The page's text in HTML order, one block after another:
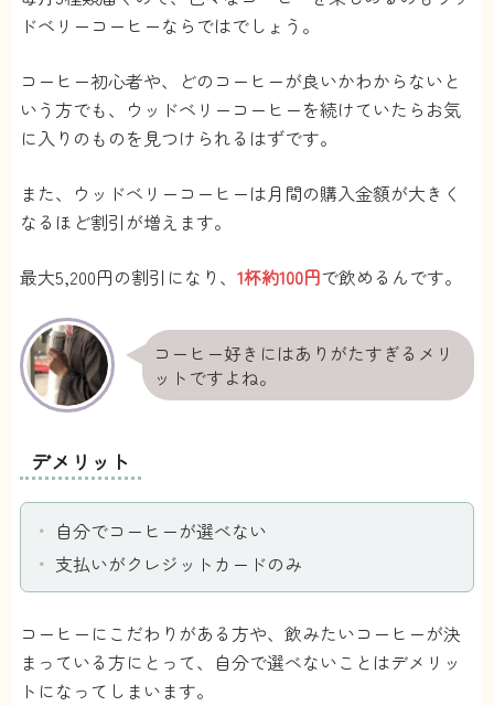
ドベリーコーヒーならではでしょう。
コーヒー初心者や、どのコーヒーが良いかわからないと
いう方でも、ウッドベリーコーヒーを続けていたらお気
に入りのものを見つけられるはずです。
また、ウッドベリーコーヒーは月間の購入金額が大きく
なるほど割引が増えます。
最大5,200円の割引になり、1杯約100円で飲めるんです。
コーヒー好きにはありがたすぎるメリ
ットですよね。
デメリット
自分でコーヒーが選べない
支払いがクレジットカードのみ
コーヒーにこだわりがある方や、飲みたいコーヒーが決
まっている方にとって、自分で選べないことはデメリッ
トになってしまいます。